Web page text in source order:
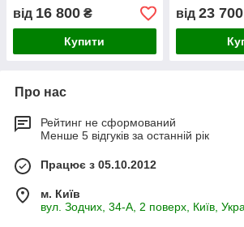
від 16 800 ₴
Купити
від 23 700
Про нас
Рейтинг не сформований
Менше 5 відгуків за останній рік
Працює з 05.10.2012
м. Київ
вул. Зодчих, 34-А, 2 поверх, Київ,